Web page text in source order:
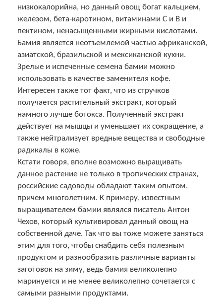
низкокалорийна, но данный овощ богат кальцием,
железом, бета-каротином, витаминами С и В и
пектином, ненасыщенными жирными кислотами.
Бамия является неотъемлемой частью африканской,
азиатской, бразильской и мексиканской кухни.
Зрелые и испеченные семена бамии можно
использовать в качестве заменителя кофе.
Интересен также тот факт, что из стручков
получается растительный экстракт, который
намного лучше ботокса. Полученный экстракт
действует на мышцы и уменьшает их сокращение, а
также нейтрализует вредные вещества и свободные
радикалы в коже.
Кстати говоря, вполне возможно выращивать
данное растение не только в тропических странах,
российские садоводы обладают таким опытом,
причем многолетним. К примеру, известным
выращивателем бамии являлся писатель Антон
Чехов, который культивировал данный овощ на
собственной даче. Так что вы тоже можете заняться
этим для того, чтобы снабдить себя полезным
продуктом и разнообразить различные варианты
заготовок на зиму, ведь бамия великолепно
маринуется и не менее великолепно сочетается с
самыми разными продуктами.